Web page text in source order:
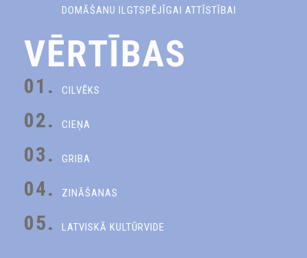
DOMĀŠANU ILGTSPĒJĪGAI ATTĪSTĪBAI
VĒRTĪBAS
01. CILVĒKS
02. CIEŅA
03. GRIBA
04. ZINĀŠANAS
05. LATVISKĀ KULTŪRVIDE